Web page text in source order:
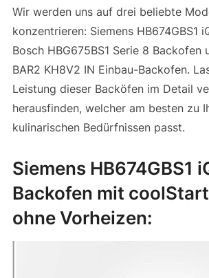
Wir werden uns auf drei beliebte
konzentrieren: Siemens HB674GBS1
Bosch HBG675BS1 Serie 8 Backofen
BAR2 KH8V2 IN Einbau-Backofen.
Leistung dieser Backöfen im Detail
herausfinden, welcher am besten zu
kulinarischen Bedürfnissen passt.
Siemens HB674GBS1
Backofen mit
ohne Vorheizen: